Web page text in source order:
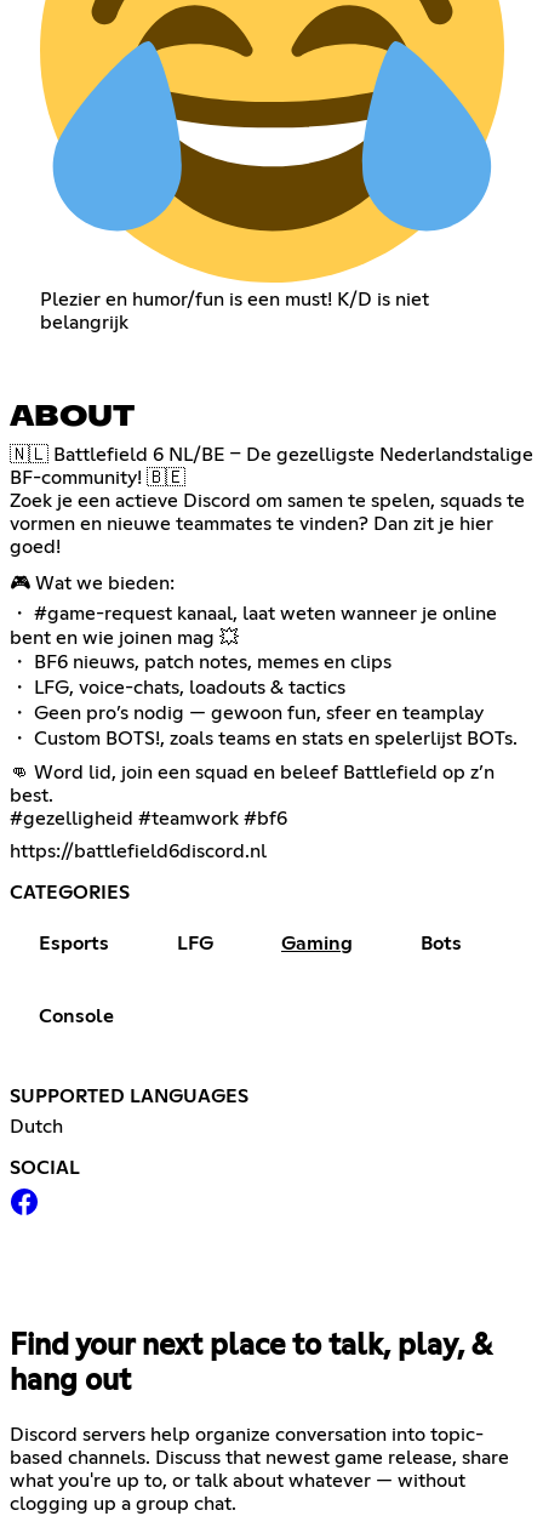
Plezier en humor/fun is een must! K/D is niet
belangrijk
ABOUT
🇳🇱 Battlefield 6 NL/BE – De gezelligste Nederlandstalige
BF-community! 🇧🇪
Zoek je een actieve Discord om samen te spelen, squads te
vormen en nieuwe teammates te vinden? Dan zit je hier
goed!
🎮 Wat we bieden:
・ #game-request kanaal, laat weten wanneer je online
bent en wie joinen mag 💥
・ BF6 nieuws, patch notes, memes en clips
・ LFG, voice-chats, loadouts & tactics
・ Geen pro’s nodig — gewoon fun, sfeer en teamplay
・ Custom BOTS!, zoals teams en stats en spelerlijst BOTs.
👊 Word lid, join een squad en beleef Battlefield op z’n
best.
#gezelligheid #teamwork #bf6
https://battlefield6discord.nl
CATEGORIES
Esports LFG Gaming Bots
Console
SUPPORTED LANGUAGES
Dutch
SOCIAL
Find your next place to talk, play, &
hang out
Discord servers help organize conversation into topic-
based channels. Discuss that newest game release, share
what you're up to, or talk about whatever — without
clogging up a group chat.